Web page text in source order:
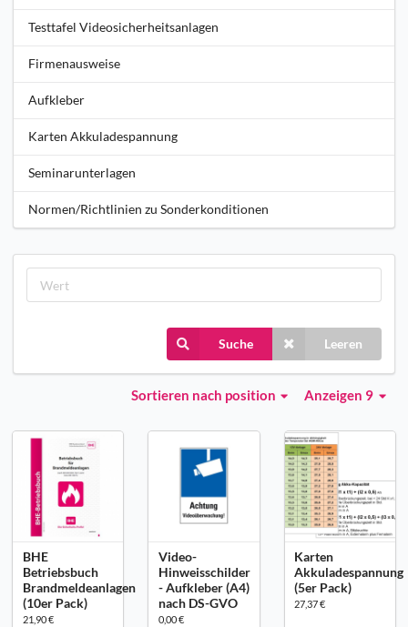
Testtafel Videosicherheitsanlagen
Firmenausweise
Aufkleber
Karten Akkuladespannung
Seminarunterlagen
Normen/Richtlinien zu Sonderkonditionen
Suche Leeren
Anzeigen 9
Sortieren nach position
BHE
Betriebsbuch
Brandmeldeanlagen
(10er Pack)
21,90 €
Video-
Hinweisschilder
- Aufkleber (A4)
nach DS-GVO
0,00 €
Karten
Akkuladespannung
(5er Pack)
27,37 €